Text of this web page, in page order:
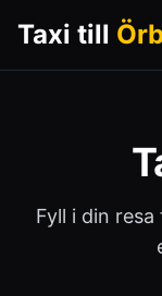
Taxi till
Fyll i din